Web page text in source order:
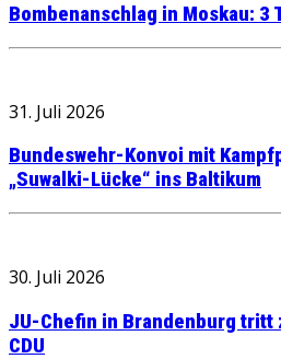
Bombenanschlag in Moskau: 3
31. Juli 2026
Bundeswehr-Konvoi mit
„Suwalki-Lücke“ ins Baltikum
30. Juli 2026
JU-Chefin in Brandenburg tritt
CDU